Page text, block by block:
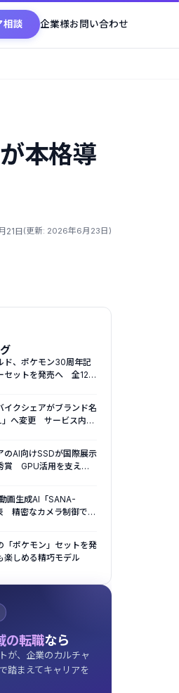
相談 企業様お問い合わせ
本格導
21日(更新: 2026年6月23日)
ド、ポケモン30周年記
セットを発売へ 全12種
イクシェアがブランド名
」へ変更 サービス内容
のAI向けSSDが国際展示
賞 GPU活用を支える
画生成AI「SANA-
精密なカメラ制御で視
「ポケモン」セットを発
しめる精巧モデル
の転職なら
が、企業のカルチャ
踏まえてキャリアを